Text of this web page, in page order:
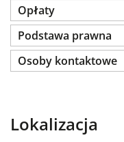
Opłaty
Podstawa prawna
Osoby kontaktowe
Lokalizacja